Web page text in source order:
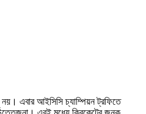
এবার আইসিসি চ্যাম্পিয়ন ট্রফিতে